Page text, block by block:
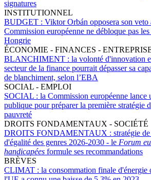
signatures
INSTITUTIONNEL
BUDGET : Viktor Orbán opposera son veto
Commission européenne ne débloque pas
Hongrie
ÉCONOMIE - FINANCES -
BLANCHIMENT : la volonté d'innovation
secteur de la finance pourrait dépasser sa
de blanchiment, selon l’EBA
SOCIAL - EMPLOI
SOCIAL : la Commission européenne lance
publique pour préparer la première stratégie
pauvreté
DROITS FONDAMENTAUX - SOCIÉTÉ
DROITS FONDAMENTAUX : stratégie
d'égalité des genres 2026-2030 - le Forum
handicapées formule ses recommandations
BRÈVES
CLIMAT : la consommation finale d'énergie